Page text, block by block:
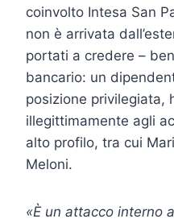
coinvolto Intesa San
non è arrivata
portati a credere –
bancario: un
posizione privilegiata,
illegittimamente agli
alto profilo, tra cui
Meloni.
«È un attacco interno